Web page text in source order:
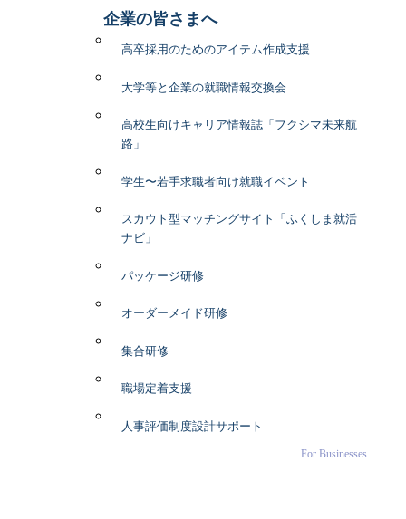
企業の皆さまへ
高卒採用のためのアイテム作成支援
大学等と企業の就職情報交換会
高校生向けキャリア情報誌「フクシマ未来航
路」
学生〜若手求職者向け就職イベント
スカウト型マッチングサイト「ふくしま就活
ナビ」
パッケージ研修
オーダーメイド研修
集合研修
職場定着支援
人事評価制度設計サポート
For Businesses